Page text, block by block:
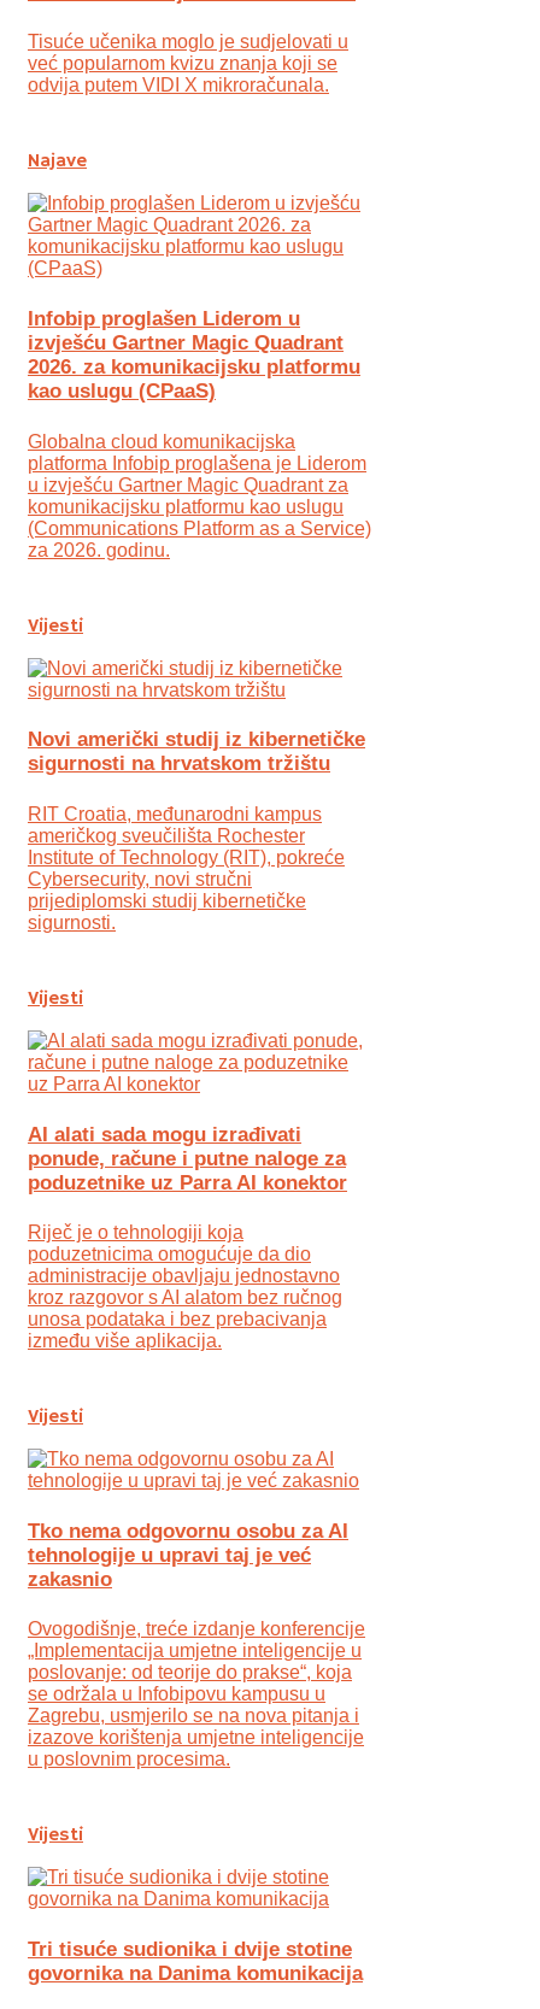
Tisuće učenika moglo je sudjelovati u
već popularnom kvizu znanja koji se
odvija putem VIDI X mikroračunala.
Najave
Infobip proglašen Liderom u
izvješću Gartner Magic Quadrant
2026. za komunikacijsku platformu
kao uslugu (CPaaS)
Globalna cloud komunikacijska
platforma Infobip proglašena je Liderom
u izvješću Gartner Magic Quadrant za
komunikacijsku platformu kao uslugu
(Communications Platform as a Service)
za 2026. godinu.
Vijesti
Novi američki studij iz kibernetičke
sigurnosti na hrvatskom tržištu
RIT Croatia, međunarodni kampus
američkog sveučilišta Rochester
Institute of Technology (RIT), pokreće
Cybersecurity, novi stručni
prijediplomski studij kibernetičke
sigurnosti.
Vijesti
AI alati sada mogu izrađivati
ponude, račune i putne naloge za
poduzetnike uz Parra AI konektor
Riječ je o tehnologiji koja
poduzetnicima omogućuje da dio
administracije obavljaju jednostavno
kroz razgovor s AI alatom bez ručnog
unosa podataka i bez prebacivanja
između više aplikacija.
Vijesti
Tko nema odgovornu osobu za AI
tehnologije u upravi taj je već
zakasnio
Ovogodišnje, treće izdanje konferencije
„Implementacija umjetne inteligencije u
poslovanje: od teorije do prakse“, koja
se održala u Infobipovu kampusu u
Zagrebu, usmjerilo se na nova pitanja i
izazove korištenja umjetne inteligencije
u poslovnim procesima.
Vijesti
Tri tisuće sudionika i dvije stotine
govornika na Danima komunikacija